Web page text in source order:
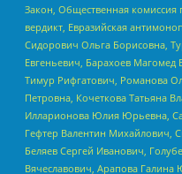
Закон, Общественная
вердикт, Евразийская
Сидорович Ольга Борисовна,
Евгеньевич, Барахоев
Тимур Рифгатович, Романова
Петровна, Кочеткова Татьяна
Илларионова Юлия Юрьевна,
Гефтер Валентин Михайлович,
Беляев Сергей Иванович,
Вячеславович, Арапова